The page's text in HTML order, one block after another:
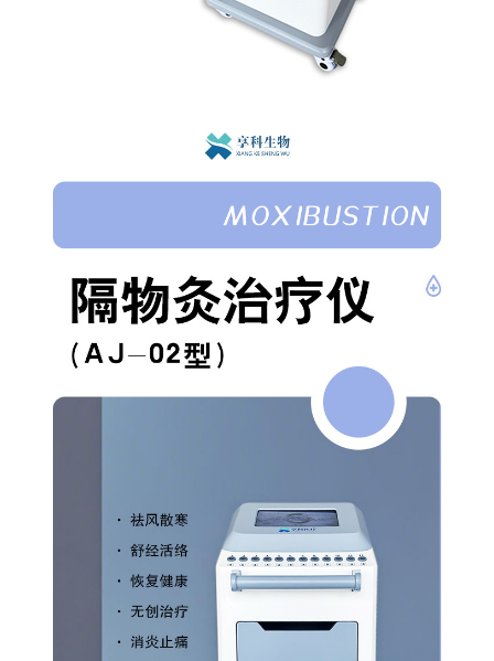
多功能电子艾灸仪
经颅磁电疗仪
雷火灸
超声******固定贴
******用体表电极
无纺布凝胶类纽扣式电极片
吞咽障碍******电极片